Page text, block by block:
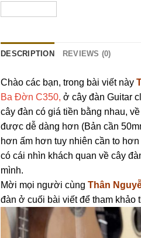
DESCRIPTION REVIEWS (0)
Chào các bạn, trong bài viết này
Ba Đờn C350, ở cây đàn Guitar
cây đàn có giá tiền bằng nhau,
được dễ dàng hơn (Bản cần
hơn ấm hơn tuy nhiên cần to
có cái nhìn khách quan về cây
mình.
Mời mọi người cùng Thân
đàn ở cuối bài viết để tham khảo